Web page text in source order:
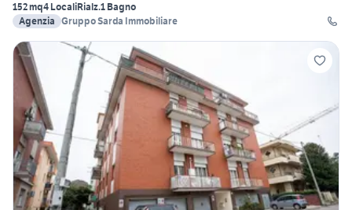
152 mq4 LocaliRialz.1 Bagno
Agenzia Gruppo Sarda Immobiliare